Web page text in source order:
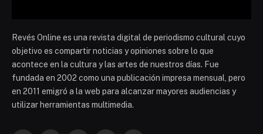
Revés Online es una revista digital de periodismo cultural cuyo
objetivo es compartir noticias y opiniones sobre lo que
acontece en la cultura y las artes de nuestros días. Fue
fundada en 2002 como una publicación impresa mensual, pero
en 2011 emigró a la web para alcanzar mayores audiencias y
utilizar herramientas multimedia.